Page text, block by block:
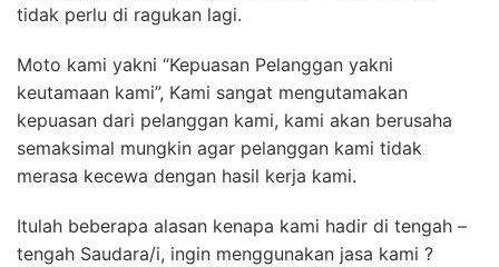
tidak perlu di ragukan lagi.
Moto kami yakni “Kepuasan Pelanggan yakni
keutamaan kami”, Kami sangat mengutamakan
kepuasan dari pelanggan kami, kami akan berusaha
semaksimal mungkin agar pelanggan kami tidak
merasa kecewa dengan hasil kerja kami.
Itulah beberapa alasan kenapa kami hadir di tengah –
tengah Saudara/i, ingin menggunakan jasa kami ?